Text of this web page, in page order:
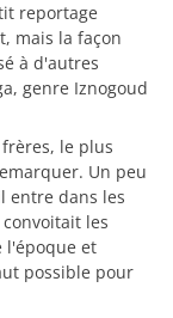
reportage
mais la façon
à d'autres
genre Iznogoud
le plus
Un peu
entre dans les
les
l'époque et
possible pour